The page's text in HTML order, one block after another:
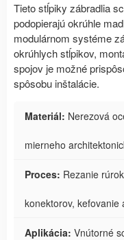
Tieto stĺpiky zábradlia
podopierajú okrúhle
modulárnom systéme
okrúhlych stĺpikov,
spojov je možné
spôsobu inštalácie.
Materiál: Nerezová
mierneho
Proces: Rezanie
konektorov, kefovanie
Aplikácia: Vnútorné